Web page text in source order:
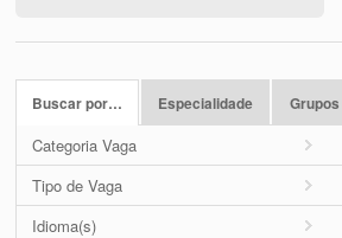
Buscar por… Especialidade Grupos
Categoria Vaga
Tipo de Vaga
Idioma(s)